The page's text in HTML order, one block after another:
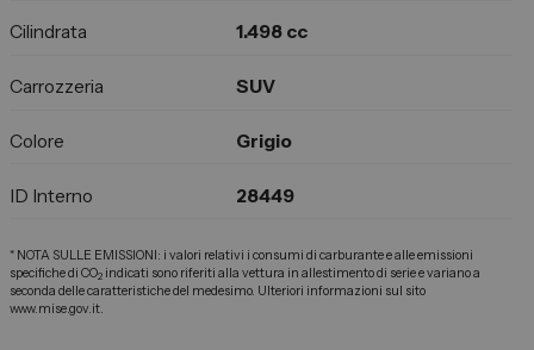
Cilindrata 1.498 cc
Carrozzeria SUV
Colore Grigio
ID Interno 28449
* NOTA SULLE EMISSIONI: i valori relativi i consumi di carburante e alle emissioni
specifiche di CO2indicati sono riferiti alla vettura in allestimento di serie e variano a
seconda delle caratteristiche del medesimo. Ulteriori informazioni sul sito
www.mise.gov.it.